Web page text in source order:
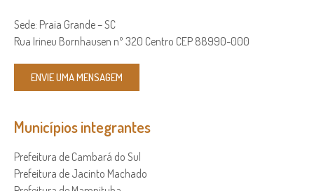
Sede: Praia Grande – SC
Rua Irineu Bornhausen nº 320 Centro CEP 88990-000
ENVIE UMA MENSAGEM
Municípios integrantes
Prefeitura de Cambará do Sul
Prefeitura de Jacinto Machado